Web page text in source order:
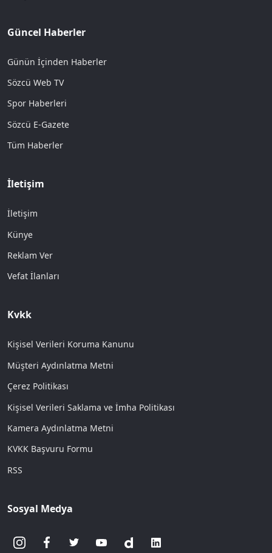
Güncel Haberler
Günün İçinden Haberler
Sözcü Web TV
Spor Haberleri
Sözcü E-Gazete
Tüm Haberler
İletişim
İletişim
Künye
Reklam Ver
Vefat İlanları
Kvkk
Kişisel Verileri Koruma Kanunu
Müşteri Aydınlatma Metni
Çerez Politikası
Kişisel Verileri Saklama ve İmha Politikası
Kamera Aydınlatma Metni
KVKK Başvuru Formu
RSS
Sosyal Medya